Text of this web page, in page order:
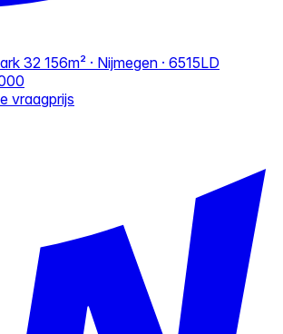
32 156m² · Nijmegen · 6515LD
vraagprijs